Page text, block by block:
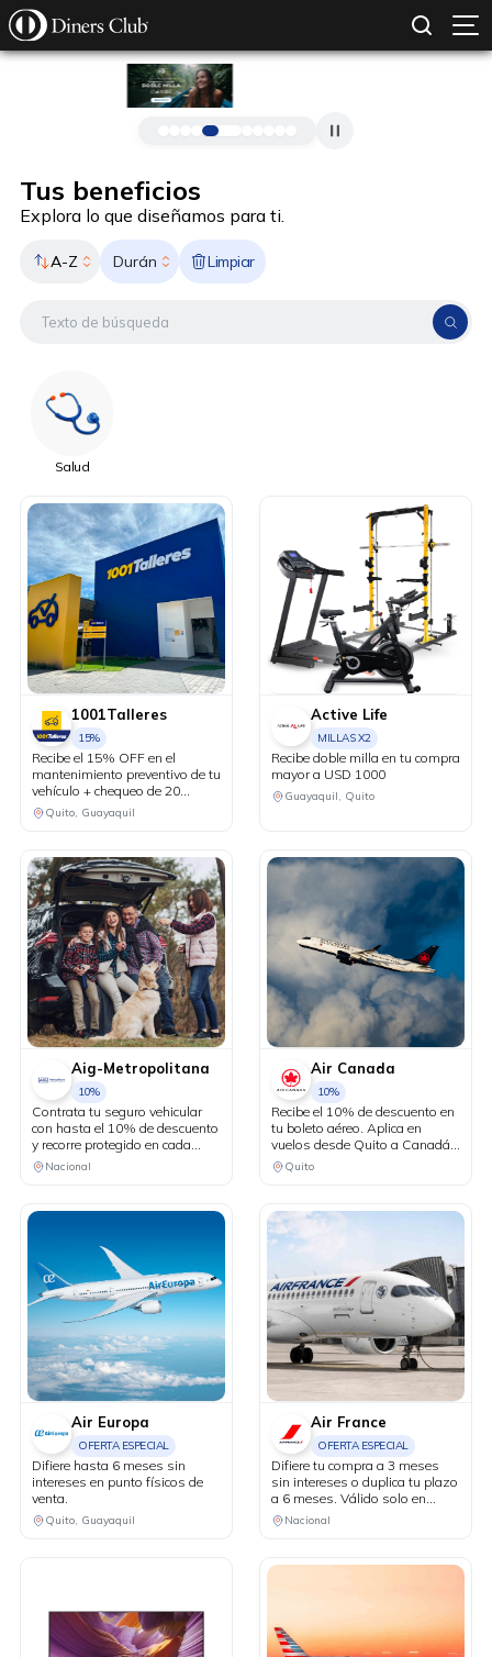
Pasar al contenido principal
Tus beneficios
Explora lo que diseñamos para ti.
A-Z Durán Limpiar
Salud
1001Talleres
15%
Recibe el 15% OFF en el
mantenimiento preventivo de tu
vehículo + chequeo de 20
puntos sin costo.
Quito, Guayaquil
Active Life
MILLAS X2
Recibe doble milla en tu compra
mayor a USD 1000
Guayaquil, Quito
Aig-Metropolitana
10%
Contrata tu seguro vehicular
con hasta el 10% de descuento
y recorre protegido en cada
kilómetro. Adicionalmente,
recibe una revisión vehicular
matriculación de tu auto sin
Nacional
Air Canada
10%
Recibe el 10% de descuento en
tu boleto aéreo. Aplica en
vuelos desde Quito a Canadá y
Estados Unidos en conexión
vía Bogotá.
Quito
Air Europa
OFERTA ESPECIAL
Difiere hasta 6 meses sin
intereses en punto físicos de
venta.
Quito, Guayaquil
Air France
OFERTA ESPECIAL
Difiere tu compra a 3 meses
sin intereses o duplica tu plazo
a 6 meses. Válido solo en
puntos de venta físicos y
agencias de viaje.
Nacional